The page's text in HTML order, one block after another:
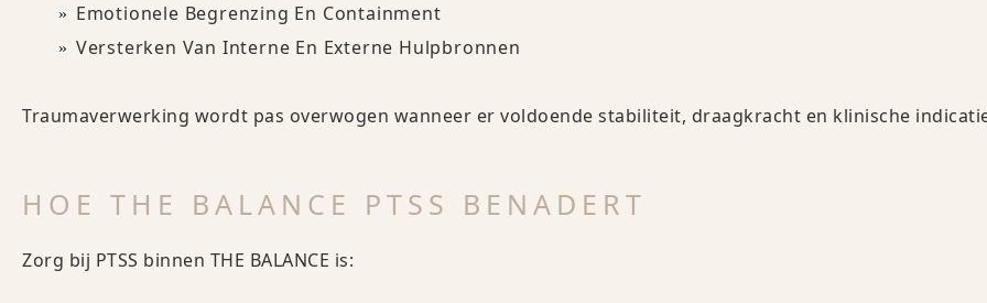
Emotionele Begrenzing En Containment
Versterken Van Interne En Externe Hulpbronnen
Traumaverwerking wordt pas overwogen wanneer er voldoende stabiliteit, draagkracht en klinische
HOE THE BALANCE PTSS BENADERT
Zorg bij PTSS binnen THE BALANCE is: